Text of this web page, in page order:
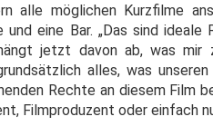
alle möglichen Kurzfilme
und eine Bar. „Das sind
jetzt davon ab, was mir
alles, was
Rechte an diesem Film
Filmproduzent oder einfach